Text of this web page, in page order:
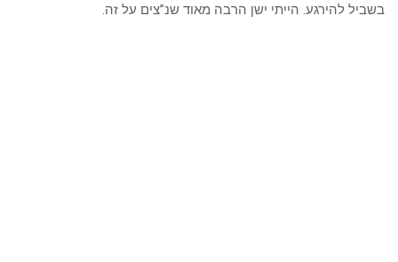
בשביל להירגע. הייתי ישן הרבה מאוד שנ”צים על זה.